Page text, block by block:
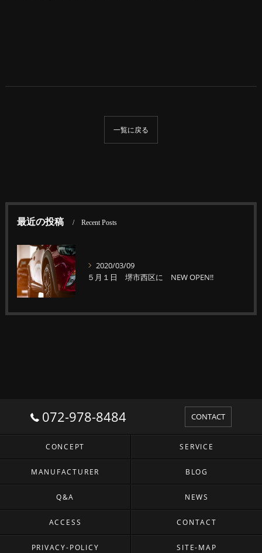
一覧に戻る
最近の投稿 Recent Posts
2020/03/09
５月１日 堺市西区に NEW OPEN!!
072-978-8484 CONTACT
CONCEPT SERVICE
MANUFACTURER BLOG
Q&A NEWS
ACCESS CONTACT
PRIVACY-POLICY SITE-MAP